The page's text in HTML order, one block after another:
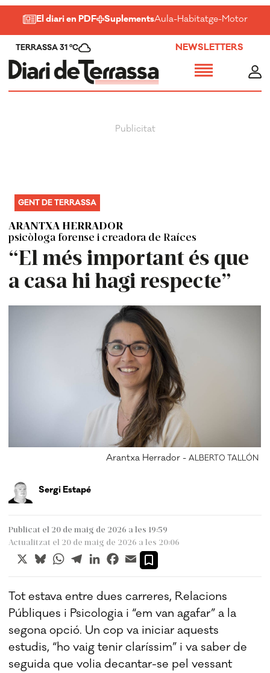
El diari en PDF SuplementsAula-Habitatge-Motor-
TERRASSA 31 ºC NEWSLETTERS
ARANTXA HERRADOR
psicòloga forense i creadora de Raíces
“El més important és que
a casa hi hagi respecte”
GENT DE TERRASSA
Arantxa Herrador -ALBERTO TALLÓN
Sergi Estapé
Publicat el 20 de maig de 2026 a les 19:59
Actualitzat el 20 de maig de 2026 a les 20:06
X BlueskyWhatsApp
TelegramLinkedInFacebook
Email
Tot estava entre dues carreres, Relacions
Públiques i Psicologia i “em van agafar” a la
segona opció. Un cop va iniciar aquests
estudis, “ho vaig tenir claríssim” i va saber de
seguida que volia decantar-se pel vessant